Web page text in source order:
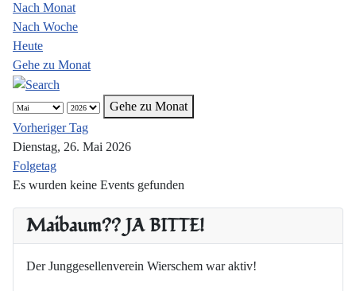
Maibaum?? JA BITTE!
Der Junggesellenverein Wierschem war aktiv!
Nach Monat
Nach Woche
Heute
Gehe zu Monat
Gehe zu Monat
Vorheriger Tag
Dienstag, 26. Mai 2026
Folgetag
Es wurden keine Events gefunden